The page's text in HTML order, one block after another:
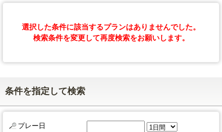
選択した条件に該当するプランはありませんでした。
検索条件を変更して再度検索をお願いします。
条件を指定して検索
プレー日